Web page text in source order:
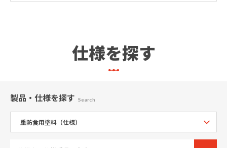
仕様を探す
製品・仕様を探す Search